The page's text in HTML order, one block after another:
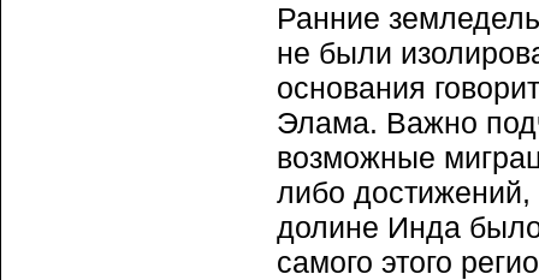
Ранние
не были
основания
Элама. Важно
возможные
либо достижений,
долине Инда
самого этого